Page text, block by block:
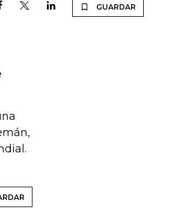
GUARDAR